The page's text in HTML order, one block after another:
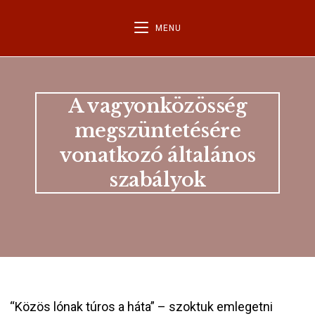
MENU
A vagyonközösség
megszüntetésére
vonatkozó általános
szabályok
“Közös lónak túros a háta” – szoktuk emlegetni